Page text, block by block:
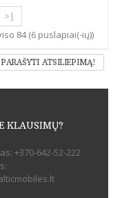
>|
84 (6 puslapiai(-ių))
PARAŠYTI ATSILIEPIMĄ!
KLAUSIMŲ?
+370-642-52-222